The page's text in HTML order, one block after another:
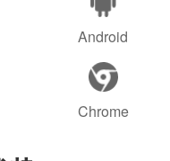
Android
Chrome